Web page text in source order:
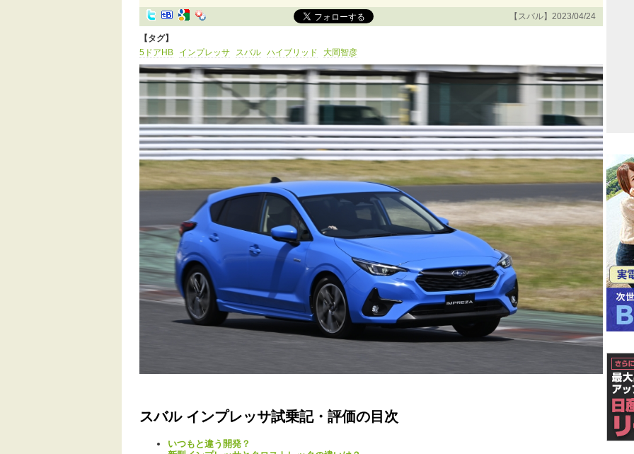
【スバル】2023/04/24
【タグ】
5ドアHB
インプレッサ スバル ハイブリッド 大岡智彦
スバル インプレッサ試乗記・評価の目次
いつもと違う開発？